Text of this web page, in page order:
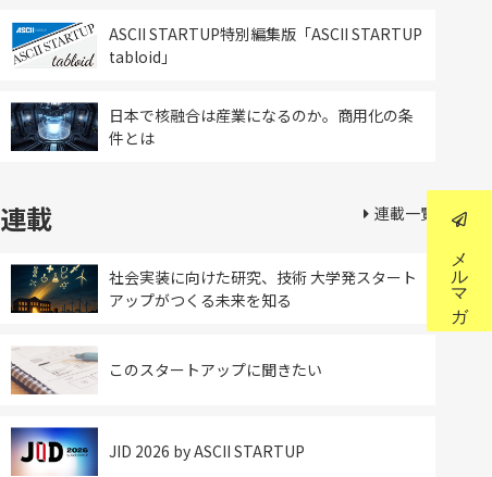
ASCII STARTUP特別編集版「ASCII STARTUP
tabloid」
日本で核融合は産業になるのか。商用化の条
件とは
連載
社会実装に向けた研究、技術 大学発スタート
アップがつくる未来を知る
このスタートアップに聞きたい
JID 2026 by ASCII STARTUP
連載一覧